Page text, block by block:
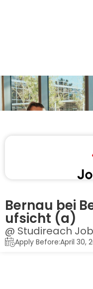
Bernau bei
ufsicht (a)
@ Studireach
Apply Before:April 30,